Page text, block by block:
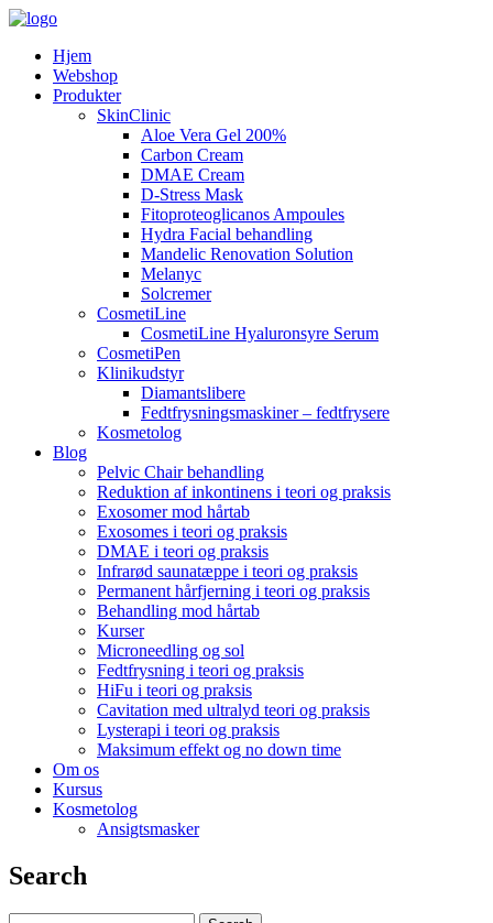
Hjem
Webshop
Produkter
SkinClinic
Aloe Vera Gel 200%
Carbon Cream
DMAE Cream
D-Stress Mask
Fitoproteoglicanos Ampoules
Hydra Facial behandling
Mandelic Renovation Solution
Melanyc
Solcremer
CosmetiLine
CosmetiLine Hyaluronsyre Serum
CosmetiPen
Klinikudstyr
Diamantslibere
Fedtfrysningsmaskiner – fedtfrysere
Kosmetolog
Blog
Pelvic Chair behandling
Reduktion af inkontinens i teori og praksis
Exosomer mod hårtab
Exosomes i teori og praksis
DMAE i teori og praksis
Infrarød saunatæppe i teori og praksis
Permanent hårfjerning i teori og praksis
Behandling mod hårtab
Kurser
Microneedling og sol
Fedtfrysning i teori og praksis
HiFu i teori og praksis
Cavitation med ultralyd teori og praksis
Lysterapi i teori og praksis
Maksimum effekt og no down time
Om os
Kursus
Kosmetolog
Ansigtsmasker
Search